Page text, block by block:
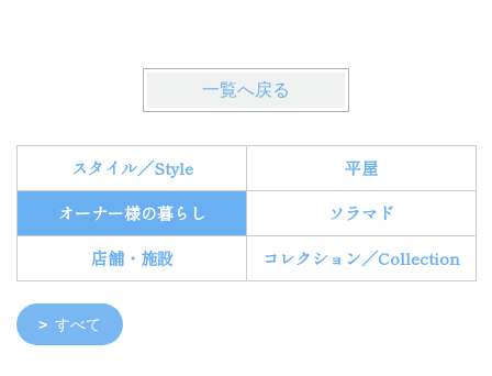
一覧へ戻る
スタイル／Style
平屋
オーナー様の暮らし
ソラマド
店舗・施設
コレクション／Collection
すべて